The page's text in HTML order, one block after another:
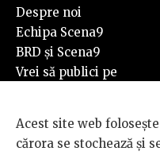
Despre noi
Echipa Scena9
BRD și Scena9
Vrei să publici pe
Contact
Acest site web
cărora se stochează și